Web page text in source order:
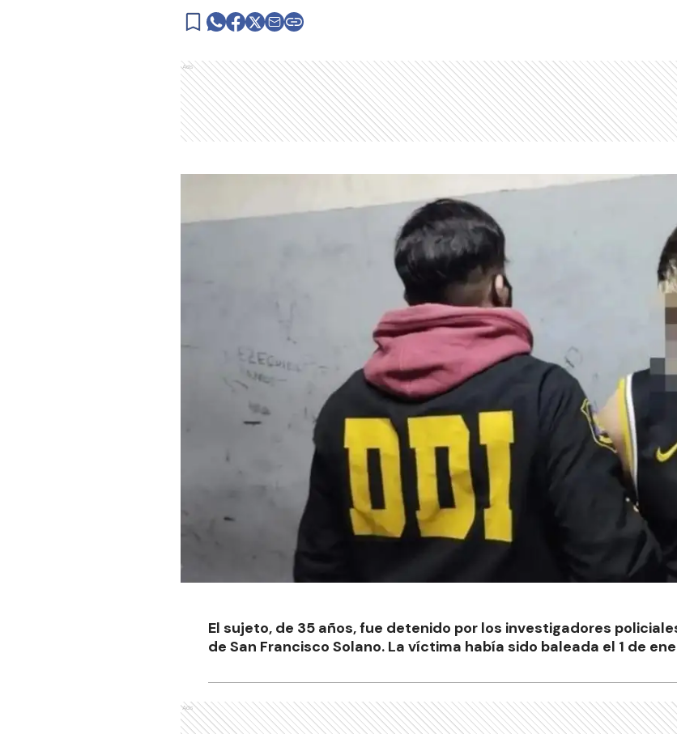
Ads
El sujeto, de 35 años, fue detenido por los investigadores
de San Francisco Solano. La víctima había sido baleada el 1 de
Ads